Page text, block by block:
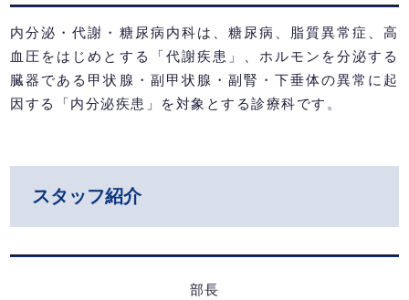
内分泌・代謝・糖尿病内科は、糖尿病、脂質異常症、高
血圧をはじめとする「代謝疾患」、ホルモンを分泌する
臓器である甲状腺・副甲状腺・副腎・下垂体の異常に起
因する「内分泌疾患」を対象とする診療科です。
スタッフ紹介
部長